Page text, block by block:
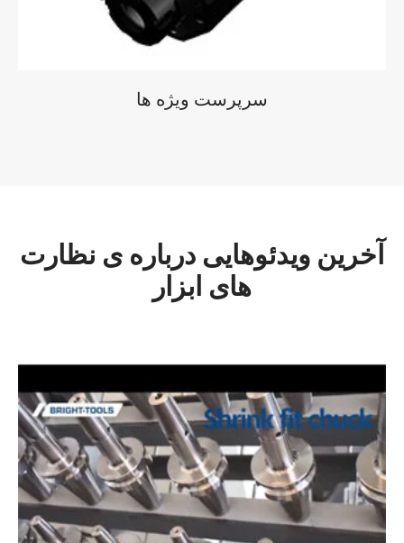
سرپرست ویژه ها
آخرین ویدئوهایی درباره ی نظارت
های ابزار